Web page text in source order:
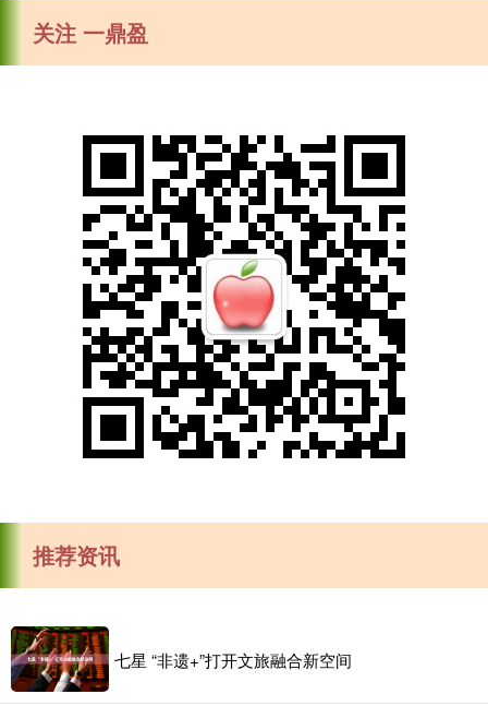
关注 一鼎盈
推荐资讯
七星 “非遗+”打开文旅融合新空间